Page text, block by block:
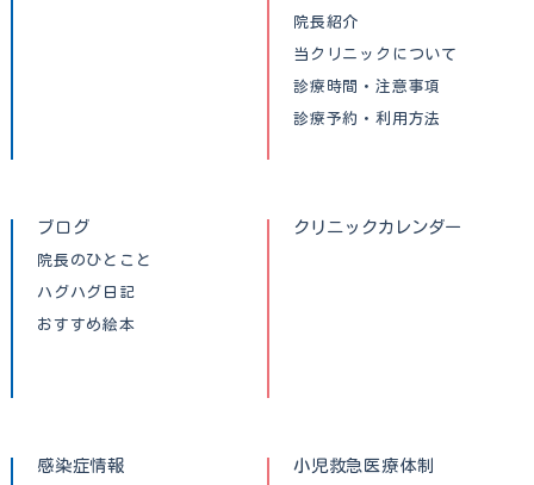
院長紹介
当クリニックについて
診療時間・注意事項
診療予約・利用方法
ブログ
院長のひとこと
ハグハグ日記
おすすめ絵本
クリニックカレンダー
感染症情報
小児救急医療体制